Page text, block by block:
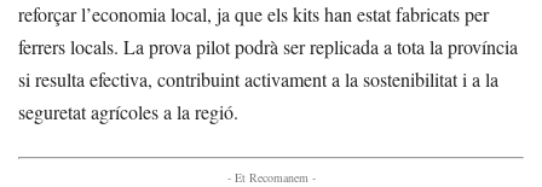
reforçar l’economia local, ja que els kits han estat fabricats per
ferrers locals. La prova pilot podrà ser replicada a tota la província
si resulta efectiva, contribuint activament a la sostenibilitat i a la
seguretat agrícoles a la regió.
- Et Recomanem -